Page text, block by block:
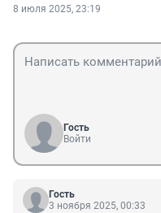
8 июля 2025, 23:19
Гость
Войти
Гость
3 ноября 2025, 00:33